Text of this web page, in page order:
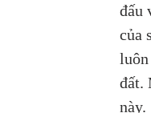
đấu
của
đất.
này.